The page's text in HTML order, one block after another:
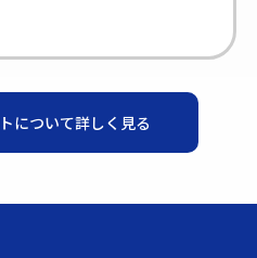
について詳しく見る